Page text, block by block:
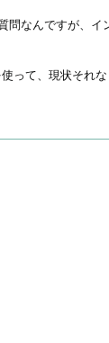
問なんですが、イ
って、現状それな